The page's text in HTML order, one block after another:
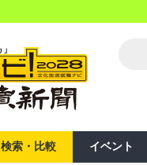
検索・比較 イベント